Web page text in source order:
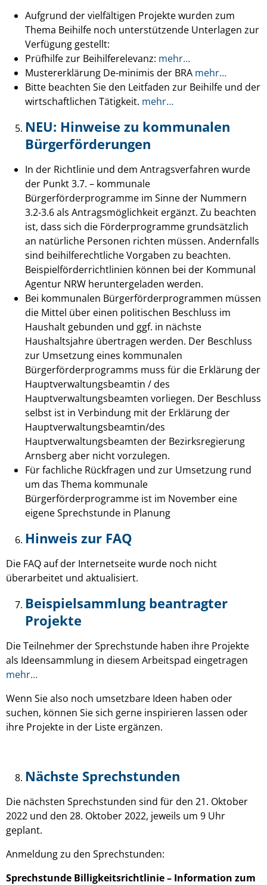
Aufgrund der vielfältigen Projekte wurden zum
Thema Beihilfe noch unterstützende Unterlagen zur
Verfügung gestellt:
Prüfhilfe zur Beihilferelevanz: mehr…
Mustererklärung De-minimis der BRA mehr…
Bitte beachten Sie den Leitfaden zur Beihilfe und der
wirtschaftlichen Tätigkeit. mehr…
NEU: Hinweise zu kommunalen
Bürgerförderungen
In der Richtlinie und dem Antragsverfahren wurde
der Punkt 3.7. – kommunale
Bürgerförderprogramme im Sinne der Nummern
3.2-3.6 als Antragsmöglichkeit ergänzt. Zu beachten
ist, dass sich die Förderprogramme grundsätzlich
an natürliche Personen richten müssen. Andernfalls
sind beihilferechtliche Vorgaben zu beachten.
Beispielförderrichtlinien können bei der Kommunal
Agentur NRW heruntergeladen werden.
Bei kommunalen Bürgerförderprogrammen müssen
die Mittel über einen politischen Beschluss im
Haushalt gebunden und ggf. in nächste
Haushaltsjahre übertragen werden. Der Beschluss
zur Umsetzung eines kommunalen
Bürgerförderprogramms muss für die Erklärung der
Hauptverwaltungsbeamtin / des
Hauptverwaltungsbeamten vorliegen. Der Beschluss
selbst ist in Verbindung mit der Erklärung der
Hauptverwaltungsbeamtin/des
Hauptverwaltungsbeamten der Bezirksregierung
Arnsberg aber nicht vorzulegen.
Für fachliche Rückfragen und zur Umsetzung rund
um das Thema kommunale
Bürgerförderprogramme ist im November eine
eigene Sprechstunde in Planung
Hinweis zur FAQ
Die FAQ auf der Internetseite wurde noch nicht
überarbeitet und aktualisiert.
Beispielsammlung beantragter
Projekte
Die Teilnehmer der Sprechstunde haben ihre Projekte
als Ideensammlung in diesem Arbeitspad eingetragen
mehr…
Wenn Sie also noch umsetzbare Ideen haben oder
suchen, können Sie sich gerne inspirieren lassen oder
ihre Projekte in der Liste ergänzen.
Nächste Sprechstunden
Die nächsten Sprechstunden sind für den 21. Oktober
2022 und den 28. Oktober 2022, jeweils um 9 Uhr
geplant.
Anmeldung zu den Sprechstunden:
Sprechstunde Billigkeitsrichtlinie – Information zum